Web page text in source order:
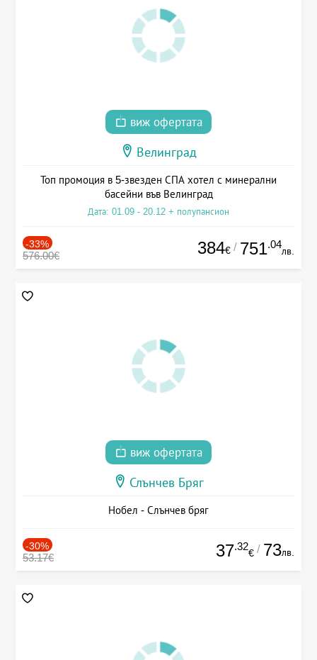
виж офертата
Велинград
Топ промоция в 5-звезден СПА хотел с минерални
басейни във Велинград
Дата: 01.09 - 20.12 + полупансион
-33%
576.00€ 384€ / 751.04
лв.
виж офертата
Слънчев Бряг
Нобел - Слънчев бряг
-30%
53.17€ 37.32
€ / 73лв.